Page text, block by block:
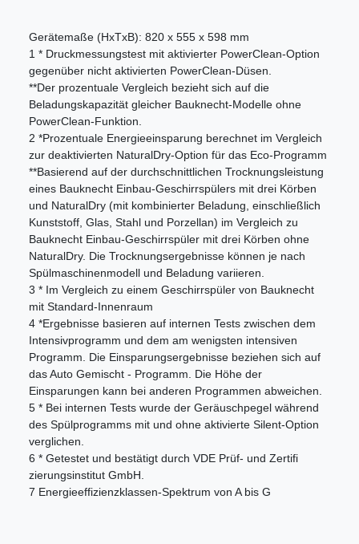
Gerätemaße (HxTxB): 820 x 555 x 598 mm
1 * Druckmessungstest mit aktivierter PowerClean-Option
gegenüber nicht aktivierten PowerClean-Düsen.
**Der prozentuale Vergleich bezieht sich auf die
Beladungskapazität gleicher Bauknecht-Modelle ohne
PowerClean-Funktion.
2 *Prozentuale Energieeinsparung berechnet im Vergleich
zur deaktivierten NaturalDry-Option für das Eco-Programm
**Basierend auf der durchschnittlichen Trocknungsleistung
eines Bauknecht Einbau-Geschirrspülers mit drei Körben
und NaturalDry (mit kombinierter Beladung, einschließlich
Kunststoff, Glas, Stahl und Porzellan) im Vergleich zu
Bauknecht Einbau-Geschirrspüler mit drei Körben ohne
NaturalDry. Die Trocknungsergebnisse können je nach
Spülmaschinenmodell und Beladung variieren.
3 * Im Vergleich zu einem Geschirrspüler von Bauknecht
mit Standard-Innenraum
4 *Ergebnisse basieren auf internen Tests zwischen dem
Intensivprogramm und dem am wenigsten intensiven
Programm. Die Einsparungsergebnisse beziehen sich auf
das Auto Gemischt - Programm. Die Höhe der
Einsparungen kann bei anderen Programmen abweichen.
5 * Bei internen Tests wurde der Geräuschpegel während
des Spülprogramms mit und ohne aktivierte Silent-Option
verglichen.
6 * Getestet und bestätigt durch VDE Prüf- und Zertifi
zierungsinstitut GmbH.
7 Energieeffizienzklassen-Spektrum von A bis G